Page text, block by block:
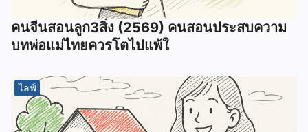
คนจีนสอนลูก3สิ่ง (2569) คนสอนประสบความ
บทพ่อแม่ไทยควรโตไปแพ้ใ
ไลฟ์